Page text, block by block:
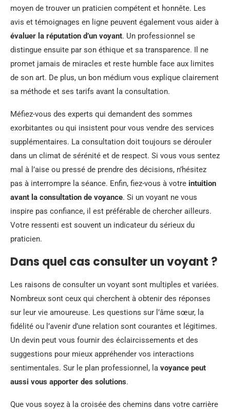
moyen de trouver un praticien compétent et honnête. Les
avis et témoignages en ligne peuvent également vous aider à
évaluer la réputation d’un voyant. Un professionnel se
distingue ensuite par son éthique et sa transparence. Il ne
promet jamais de miracles et reste humble face aux limites
de son art. De plus, un bon médium vous explique clairement
sa méthode et ses tarifs avant la consultation.
Méfiez-vous des experts qui demandent des sommes
exorbitantes ou qui insistent pour vous vendre des services
supplémentaires. La consultation doit toujours se dérouler
dans un climat de sérénité et de respect. Si vous vous sentez
mal à l’aise ou pressé de prendre des décisions, n’hésitez
pas à interrompre la séance. Enfin, fiez-vous à votre intuition
avant la consultation de voyance. Si un voyant ne vous
inspire pas confiance, il est préférable de chercher ailleurs.
Votre ressenti est souvent un indicateur du sérieux du
praticien.
Dans quel cas consulter un voyant ?
Les raisons de consulter un voyant sont multiples et variées.
Nombreux sont ceux qui cherchent à obtenir des réponses
sur leur vie amoureuse. Les questions sur l’âme sœur, la
fidélité ou l’avenir d’une relation sont courantes et légitimes.
Un devin peut vous fournir des éclaircissements et des
suggestions pour mieux appréhender vos interactions
sentimentales. Sur le plan professionnel, la voyance peut
aussi vous apporter des solutions.
Que vous soyez à la croisée des chemins dans votre carrière